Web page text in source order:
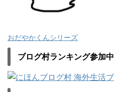
おだやかくんシリーズ
ブログ村ランキング参加中